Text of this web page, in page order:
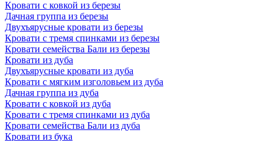
Кровати с ковкой из березы
Дачная группа из березы
Двухъярусные кровати из березы
Кровати с тремя спинками из березы
Кровати семейства Бали из березы
Кровати из дуба
Двухъярусные кровати из дуба
Кровати с мягким изголовьем из дуба
Дачная группа из дуба
Кровати с ковкой из дуба
Кровати с тремя спинками из дуба
Кровати семейства Бали из дуба
Кровати из бука